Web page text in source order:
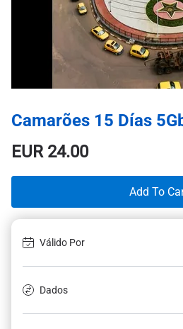
Camarões 15 Días
EUR24.00
Add To
Válido Por
Dados